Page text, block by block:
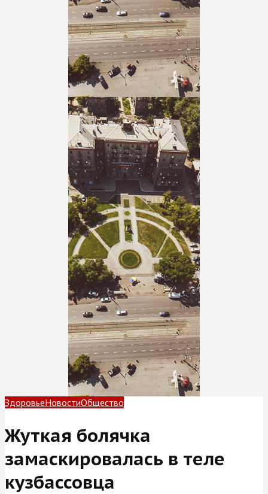
ЗдоровьеНовостиОбщество
Жуткая болячка
замаскировалась в теле
кузбассовца